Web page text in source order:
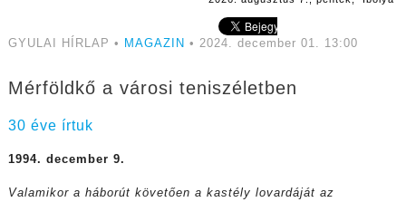
GYULAI HÍRLAP • MAGAZIN • 2024. december 01. 13:00
Mérföldkő a városi teniszéletben
30 éve írtuk
1994. december 9.
Valamikor a háborút követően a kastély lovardáját az